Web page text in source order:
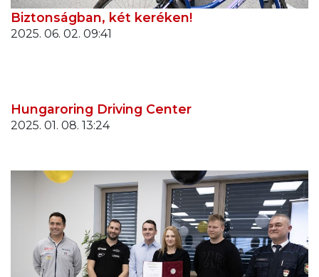
Biztonságban, két keréken!
2025. 06. 02. 09:41
Hungaroring Driving Center
2025. 01. 08. 13:24